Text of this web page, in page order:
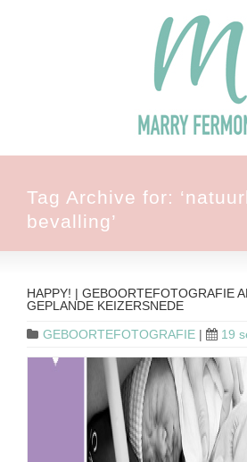
Tag Archive for:
bevalling’
HAPPY! | GEBOORTEFOTOGRAFIE
GEPLANDE KEIZERSNEDE
GEBOORTEFOTOGRAFIE | 19